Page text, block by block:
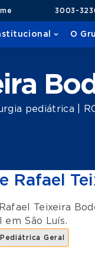
3003-
O
pediátrica |
Rafael
Teixeira
em São Luís.
Geral